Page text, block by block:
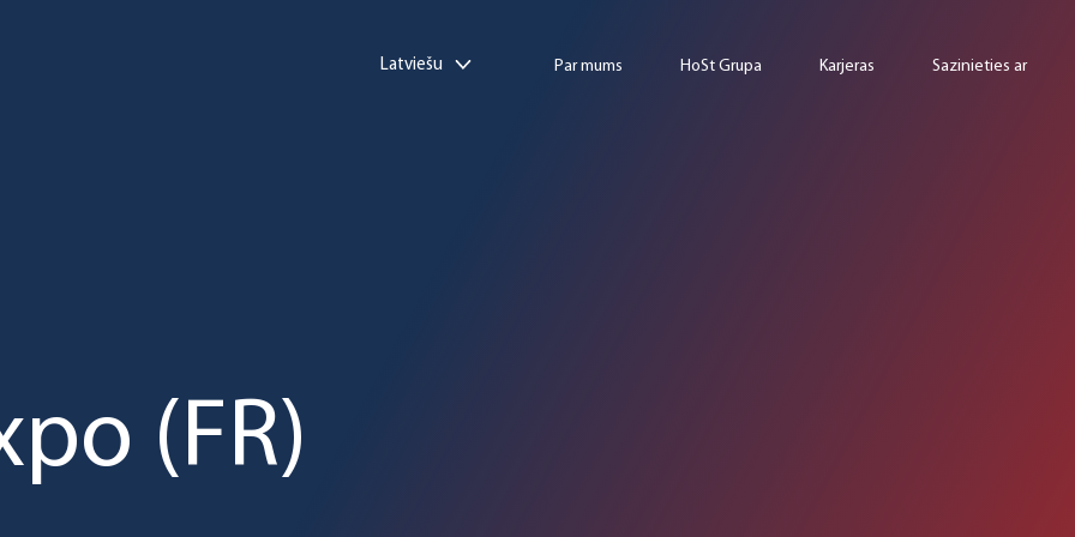
Latviešu Par mums HoSt Grupa Karjeras Sazinieties ar
(FR)